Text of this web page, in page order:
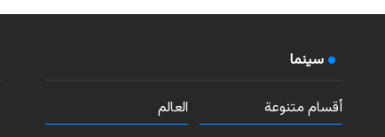
سينما
أقسام متنوعة العالم